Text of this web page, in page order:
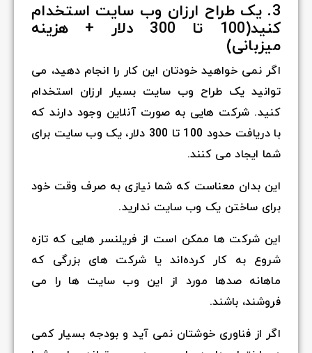
3. یک طراح ارزان وب سایت استخدام
کنید(100 تا 300 دلار + هزینه
میزبانی)
اگر نمی خواهید خودتان این کار را انجام دهید، می
توانید یک طراح وب سایت بسیار ارزان استخدام
کنید. شرکت هایی به صورت آنلاین وجود دارند که
با دریافت حدود 100 تا 300 دلار، یک وب سایت برای
شما ایجاد می کنند.
این بدان معناست که شما نیازی به صرف وقت خود
برای ساختن یک وب سایت ندارید.
این شرکت ها ممکن است از فریلنسر هایی که تازه
شروع به کار کرده‌اند یا شرکت های بزرگی که
ماهانه صدها مورد از این وب سایت ها را می
فروشند، باشند.
اگر از فناوری خوشتان نمی آید و بودجه بسیار کمی